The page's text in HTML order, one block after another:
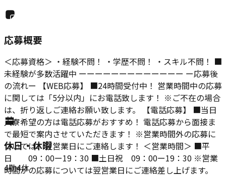
応募概要
＜応募資格＞ ・経験不問！ ・学歴不問！ ・スキル不問！ ■
未経験が多数活躍中 ーーーーーーーーーーーーー ー応募後
の流れー 【WEB応募】 ■24時間受付中！ 営業時間中の応募
に関しては「5分以内」にお電話致します！ ※ご不在の場合
は、折り返しご連絡お願い致します。 【電話応募】 ■当日
入寮希望の方は電話応募がおすすめ！ 電話応募から面接ま
で最短で案内させていただきます！ ※営業時間外の応募に
ついては、翌営業日にご連絡します！ ＜営業時間＞ ■平
日 09：00ー19：30 ■土日祝 09：00ー19：30 ※営業
時間がの応募については翌営業日にご連絡差し上げます。
休日・休暇
4勤4休